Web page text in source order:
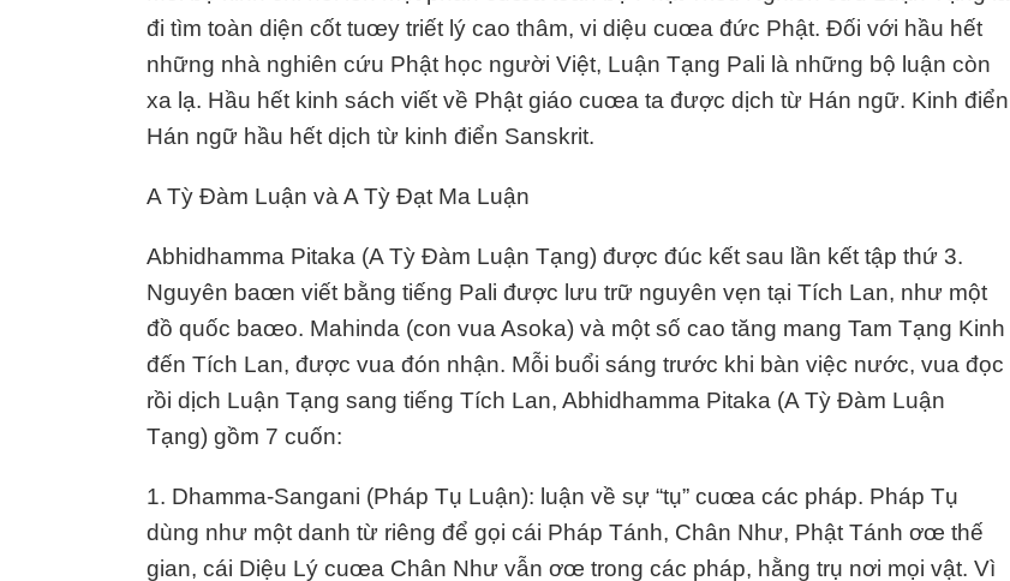
đi tìm toàn diện cốt tuœy triết lý cao thâm, vi diệu cuœa đức Phật. Đối với hầu hết
những nhà nghiên cứu Phật học người Việt, Luận Tạng Pali là những bộ luận còn
xa lạ. Hầu hết kinh sách viết về Phật giáo cuœa ta được dịch từ Hán ngữ. Kinh điển
Hán ngữ hầu hết dịch từ kinh điển Sanskrit.
A Tỳ Đàm Luận và A Tỳ Đạt Ma Luận
Abhidhamma Pitaka (A Tỳ Đàm Luận Tạng) được đúc kết sau lần kết tập thứ 3.
Nguyên baœn viết bằng tiếng Pali được lưu trữ nguyên vẹn tại Tích Lan, như một
đồ quốc baœo. Mahinda (con vua Asoka) và một số cao tăng mang Tam Tạng Kinh
đến Tích Lan, được vua đón nhận. Mỗi buổi sáng trước khi bàn việc nước, vua đọc
rồi dịch Luận Tạng sang tiếng Tích Lan, Abhidhamma Pitaka (A Tỳ Đàm Luận
Tạng) gồm 7 cuốn:
1. Dhamma-Sangani (Pháp Tụ Luận): luận về sự “tụ” cuœa các pháp. Pháp Tụ
dùng như một danh từ riêng để gọi cái Pháp Tánh, Chân Như, Phật Tánh ơœ thế
gian, cái Diệu Lý cuœa Chân Như vẫn ơœ trong các pháp, hằng trụ nơi mọi vật. Vì